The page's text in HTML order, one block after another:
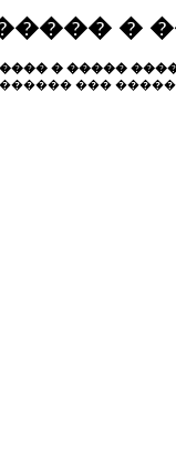
�
� �����
���